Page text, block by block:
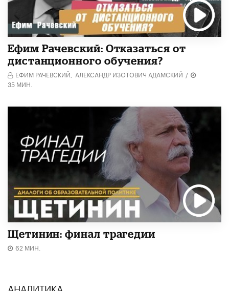
Ефим Рачевский: Отказаться от
дистанционного обучения?
ЕФИМ РАЧЕВСКИЙ, АЛЕКСАНДР ИЗОТОВИЧ АДАМСКИЙ /
35 МИН.
Щетинин: финал трагедии
62 МИН.
АНАЛИТИКА